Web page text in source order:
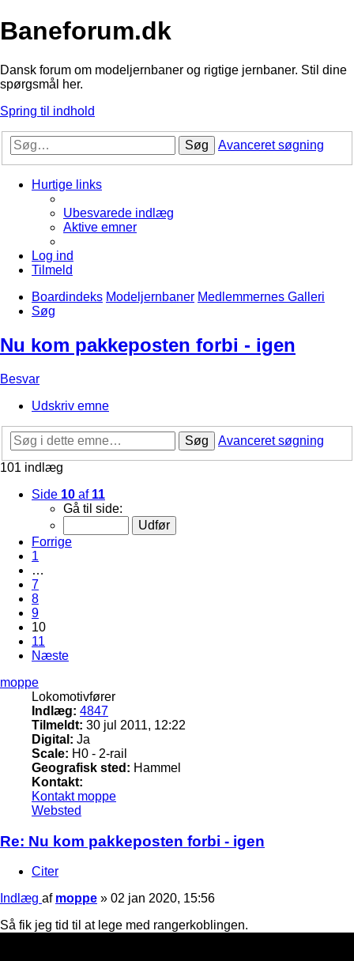
Baneforum.dk
Dansk forum om modeljernbaner og rigtige jernbaner. Stil dine
spørgsmål her.
Spring til indhold
Søg Avanceret søgning
Hurtige links
Ubesvarede indlæg
Aktive emner
Log ind
Tilmeld
Boardindeks Modeljernbaner Medlemmernes Galleri
Søg
Nu kom pakkeposten forbi - igen
Besvar
Udskriv emne
Søg
Avanceret søgning
101 indlæg
Side 10 af 11
Gå til side:
Forrige
1
…
7
8
9
10
11
Næste
moppe
Lokomotivfører
Indlæg: 4847
Tilmeldt: 30 jul 2011, 12:22
Digital: Ja
Scale: H0 - 2-rail
Geografisk sted: Hammel
Kontakt:
Kontakt moppe
Websted
Re: Nu kom pakkeposten forbi - igen
Citer
Indlæg af moppe » 02 jan 2020, 15:56
Så fik jeg tid til at lege med rangerkoblingen.